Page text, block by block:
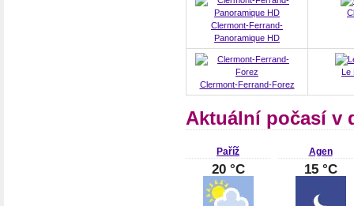
Clermont-Ferrand-
Panoramique HD
Clermont-Ferrand-Forez
Le
Aktuální počasí v
Paříž
20 °C
Agen
15 °C